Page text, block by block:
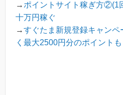
→ ポイントサイト稼ぎ方②(1
十万円稼ぐ
→すぐたま新規登録キャン
く最大2500円分のポイントも